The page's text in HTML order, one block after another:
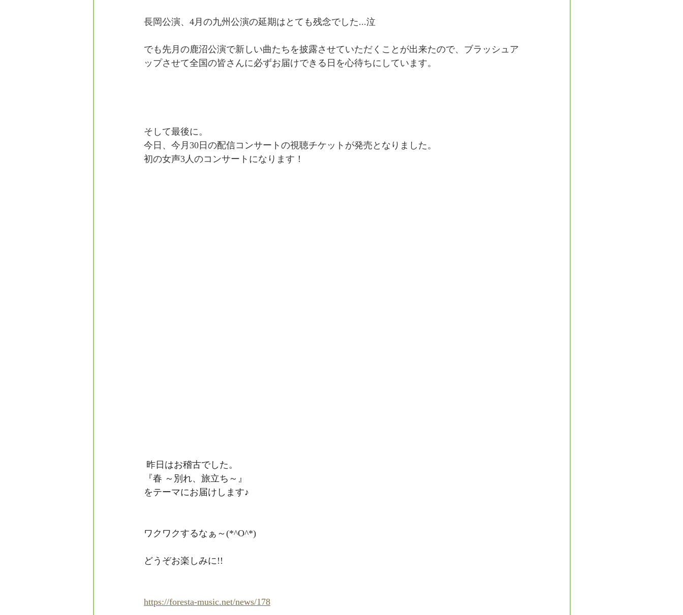
長岡公演、4月の九州公演の延期はとても残念でした...泣
でも先月の鹿沼公演で新しい曲たちを披露させていただくことが出来たので、ブラッシュア
ップさせて全国の皆さんに必ずお届けできる日を心待ちにしています。
そして最後に。
今日、今月30日の配信コンサートの視聴チケットが発売となりました。
初の女声3人のコンサートになります！
昨日はお稽古でした。
『春 ～別れ、旅立ち～』
をテーマにお届けします♪
ワクワクするなぁ～(*^O^*)
どうぞお楽しみに!!
https://foresta-music.net/news/178